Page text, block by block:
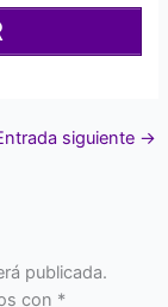
siguiente →
publicada.
con *